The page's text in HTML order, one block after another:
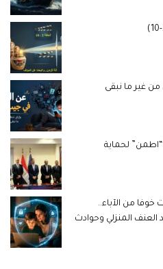
من غير ما نبقى
لحماية
خوفا من الآباء..
المنزلي وحوادث